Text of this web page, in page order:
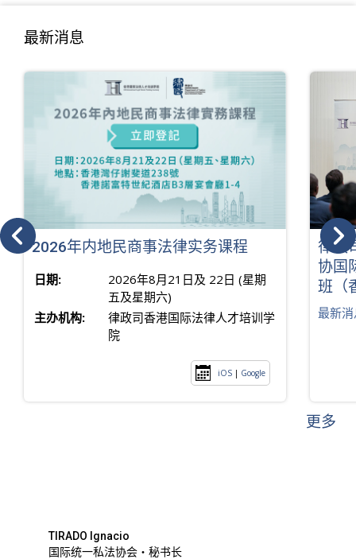
最新消息
2026年内地民商事法律实务课程
日期:
2026年8月21日及 22日 (星期
五及星期六)
主办机构:
律政司香港国际法律人才培训学
院
iOS | Google
律政
协国
班（
最新
更多
TIRADO Ignacio
国际统一私法协会・秘书长